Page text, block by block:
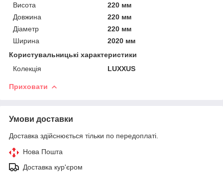
Висота
220 мм
Довжина
220 мм
Діаметр
220 мм
Ширина
2020 мм
Користувальницькі характеристики
Колекція
LUXXUS
Приховати
Умови доставки
Доставка здійснюється тільки по передоплаті.
Нова Пошта
Доставка кур'єром